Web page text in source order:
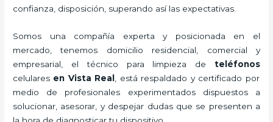
confianza, disposición, superando así las expectativas.
Somos una compañía experta y posicionada en el
mercado, tenemos domicilio residencial, comercial y
empresarial, el técnico para limpieza de teléfonos
celulares en Vista Real
, está respaldado y certificado por
medio de profesionales experimentados dispuestos a
solucionar, asesorar, y despejar dudas que se presenten a